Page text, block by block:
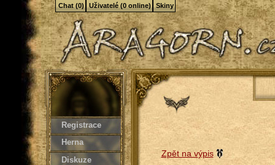
Registrace
Herna
Diskuze
Zpět na výpis
Chat (0) Uživatelé (0 online) Skiny